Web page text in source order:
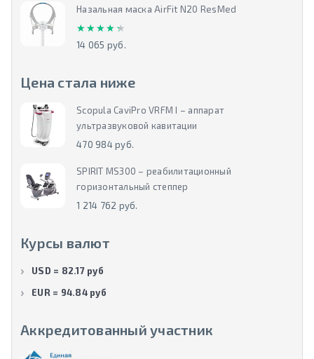
Назальная маска AirFit N20 ResMed
★★★★★
★★★★★
14 065 руб.
Цена стала ниже
Scopula CaviPro VRFM I – аппарат
ультразвуковой кавитации
470 984 руб.
SPIRIT MS300 – реабилитационный
горизонтальный степпер
1 214 762 руб.
Курсы валют
USD = 82.17 руб
EUR = 94.84 руб
Аккредитованный участник